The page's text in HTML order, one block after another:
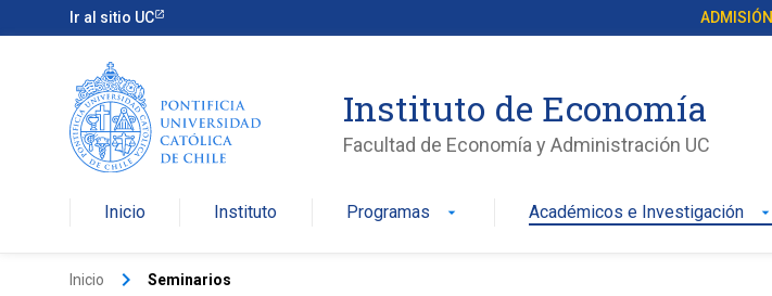
Ir al sitio UC ADMISIÓN
Instituto de Economía
Facultad de Economía y Administración UC
Inicio Instituto Programas arrow_drop_down Académicos e Investigación arrow_drop_down
Inicio keyboard_arrow_right Seminarios